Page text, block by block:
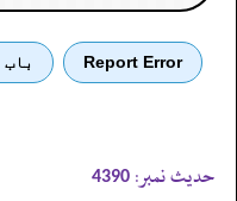
Report Error باب
حدیث نمبر: 4390